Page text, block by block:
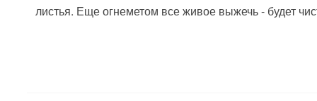
листья. Еще огнеметом все живое выжечь - будет